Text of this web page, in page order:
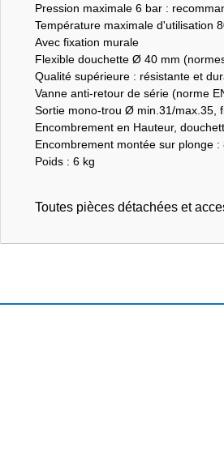
Pression maximale 6 bar :
Température maximale d'utilisation
Avec fixation murale
Flexible douchette Ø 40 mm
Qualité supérieure : résistante et
Vanne anti-retour de série (norme
Sortie mono-trou Ø min.31/max.35,
Encombrement en Hauteur,
Encombrement montée sur plonge
Poids : 6 kg
Toutes pièces détachées et